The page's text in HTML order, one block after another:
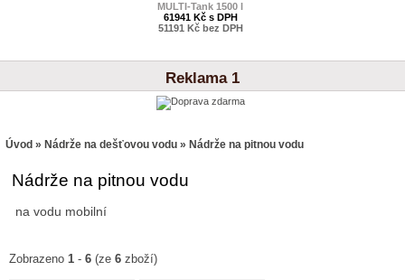
MULTI-Tank 1500 l
61941 Kč s DPH
51191 Kč bez DPH
Reklama 1
Úvod » Nádrže na dešťovou vodu » Nádrže na pitnou vodu
Nádrže na pitnou vodu
na vodu mobilní
Zobrazeno1 -6 (ze6 zboží)